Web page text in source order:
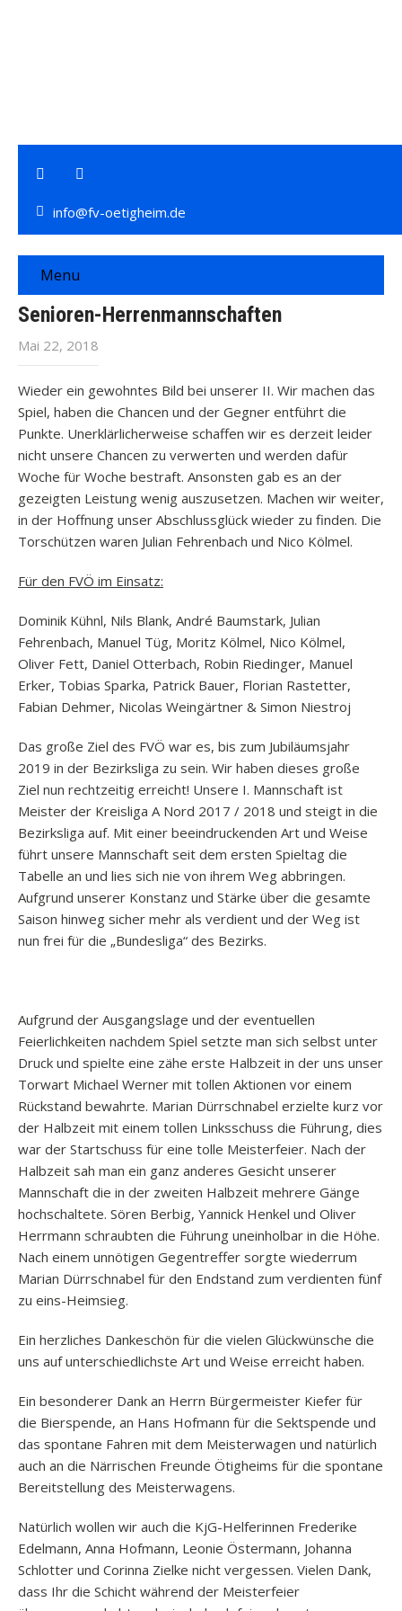
info@fv-oetigheim.de
Menu
Senioren-Herrenmannschaften
Mai 22, 2018
Wieder ein gewohntes Bild bei unserer II. Wir machen das
Spiel, haben die Chancen und der Gegner entführt die
Punkte. Unerklärlicherweise schaffen wir es derzeit leider
nicht unsere Chancen zu verwerten und werden dafür
Woche für Woche bestraft. Ansonsten gab es an der
gezeigten Leistung wenig auszusetzen. Machen wir weiter,
in der Hoffnung unser Abschlussglück wieder zu finden. Die
Torschützen waren Julian Fehrenbach und Nico Kölmel.
Für den FVÖ im Einsatz:
Dominik Kühnl, Nils Blank, André Baumstark, Julian
Fehrenbach, Manuel Tüg, Moritz Kölmel, Nico Kölmel,
Oliver Fett, Daniel Otterbach, Robin Riedinger, Manuel
Erker, Tobias Sparka, Patrick Bauer, Florian Rastetter,
Fabian Dehmer, Nicolas Weingärtner & Simon Niestroj
Das große Ziel des FVÖ war es, bis zum Jubiläumsjahr
2019 in der Bezirksliga zu sein. Wir haben dieses große
Ziel nun rechtzeitig erreicht! Unsere I. Mannschaft ist
Meister der Kreisliga A Nord 2017 / 2018 und steigt in die
Bezirksliga auf. Mit einer beeindruckenden Art und Weise
führt unsere Mannschaft seit dem ersten Spieltag die
Tabelle an und lies sich nie von ihrem Weg abbringen.
Aufgrund unserer Konstanz und Stärke über die gesamte
Saison hinweg sicher mehr als verdient und der Weg ist
nun frei für die „Bundesliga“ des Bezirks.
Aufgrund der Ausgangslage und der eventuellen
Feierlichkeiten nachdem Spiel setzte man sich selbst unter
Druck und spielte eine zähe erste Halbzeit in der uns unser
Torwart Michael Werner mit tollen Aktionen vor einem
Rückstand bewahrte. Marian Dürrschnabel erzielte kurz vor
der Halbzeit mit einem tollen Linksschuss die Führung, dies
war der Startschuss für eine tolle Meisterfeier. Nach der
Halbzeit sah man ein ganz anderes Gesicht unserer
Mannschaft die in der zweiten Halbzeit mehrere Gänge
hochschaltete. Sören Berbig, Yannick Henkel und Oliver
Herrmann schraubten die Führung uneinholbar in die Höhe.
Nach einem unnötigen Gegentreffer sorgte wiederrum
Marian Dürrschnabel für den Endstand zum verdienten fünf
zu eins-Heimsieg.
Ein herzliches Dankeschön für die vielen Glückwünsche die
uns auf unterschiedlichste Art und Weise erreicht haben.
Ein besonderer Dank an Herrn Bürgermeister Kiefer für
die Bierspende, an Hans Hofmann für die Sektspende und
das spontane Fahren mit dem Meisterwagen und natürlich
auch an die Närrischen Freunde Ötigheims für die spontane
Bereitstellung des Meisterwagens.
Natürlich wollen wir auch die KjG-Helferinnen Frederike
Edelmann, Anna Hofmann, Leonie Östermann, Johanna
Schlotter und Corinna Zielke nicht vergessen. Vielen Dank,
dass Ihr die Schicht während der Meisterfeier